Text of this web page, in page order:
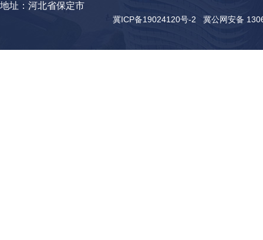
地址：河北省保定市
冀ICP备19024120号-2 冀公网安备